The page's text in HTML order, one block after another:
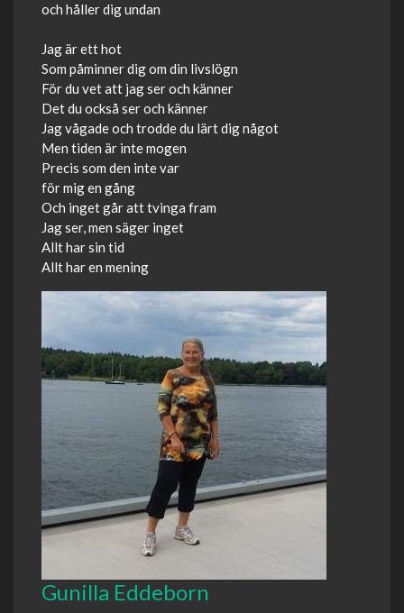
och håller dig undan
Jag är ett hot
Som påminner dig om din livslögn
För du vet att jag ser och känner
Det du också ser och känner
Jag vågade och trodde du lärt dig något
Men tiden är inte mogen
Precis som den inte var
för mig en gång
Och inget går att tvinga fram
Jag ser, men säger inget
Allt har sin tid
Allt har en mening
Gunilla Eddeborn